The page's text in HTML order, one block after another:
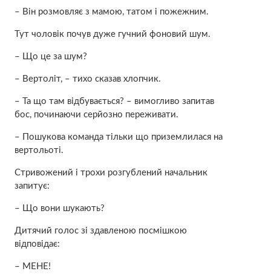
– Він розмовляє з мамою, татом і пожежним.
Тут чоловік почув дуже гучний фоновий шум.
– Що це за шум?
– Вертоліт, – тихо сказав хлопчик.
– Та що там відбувається? – вимогливо запитав
бос, починаючи серйозно переживати.
– Пошукова команда тільки що приземлилася на
вертольоті.
Стривожений і трохи розгублений начальник
запитує:
– Що вони шукають?
Дитячий голос зі здавленою посмішкою
відповідає:
– МЕНЕ!